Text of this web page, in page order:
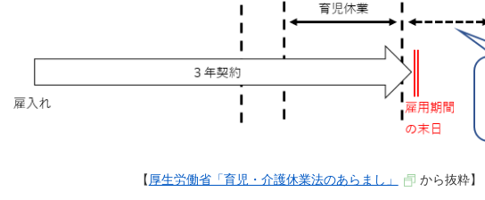
【厚生労働省「育児・介護休業法のあらまし」 から抜粋】